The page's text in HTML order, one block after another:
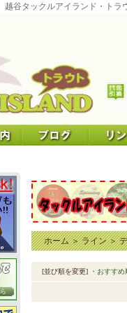
谷タックルアイランド・トラ
ホーム＞ライン＞
[並び順を変更] ・おすすめ